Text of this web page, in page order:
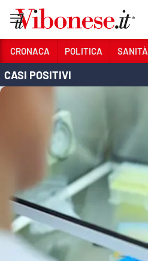
Sezioni
SOCIETÀ
CULTURA
ECONOMIA E LAVORO
CRONACA POLITICA SANITÀ
CASI POSITIVI